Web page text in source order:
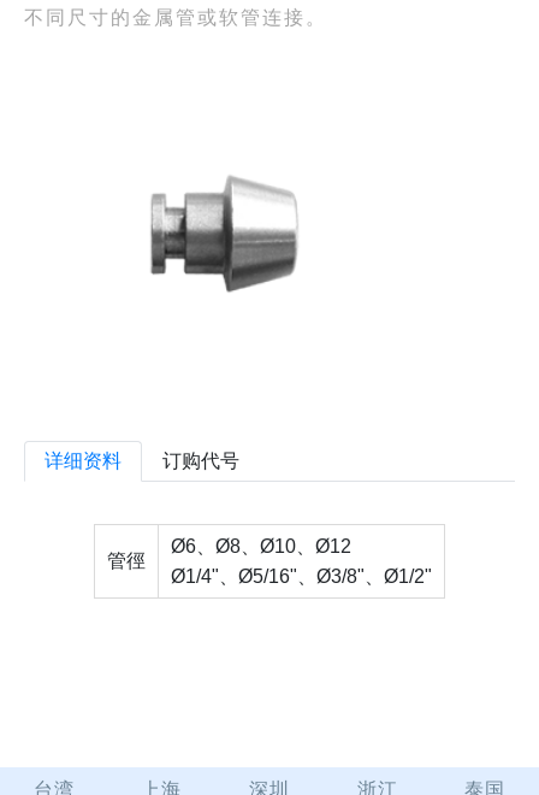
不同尺寸的金属管或软管连接。
详细资料 订购代号
管徑
Ø6、Ø8、Ø10、Ø12
Ø1/4"、Ø5/16"、Ø3/8"、Ø1/2"
台湾 上海 深圳 浙江 泰国